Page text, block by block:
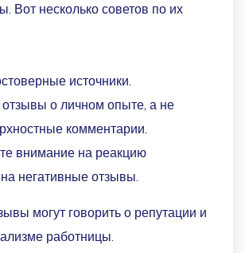
Вот несколько советов по их
источники.
отзывы о личном опыте, а не
комментарии.
внимание на реакцию
на негативные отзывы.
могут говорить о репутации и
работницы.